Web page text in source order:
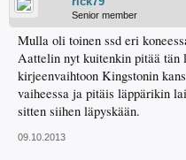
Senior member
Mulla oli toinen ssd eri
Aattelin nyt kuitenkin pitää tän
kirjeenvaihtoon Kingstonin
vaiheessa ja pitäis läppärikin
sitten siihen läpyskään.
09.10.2013